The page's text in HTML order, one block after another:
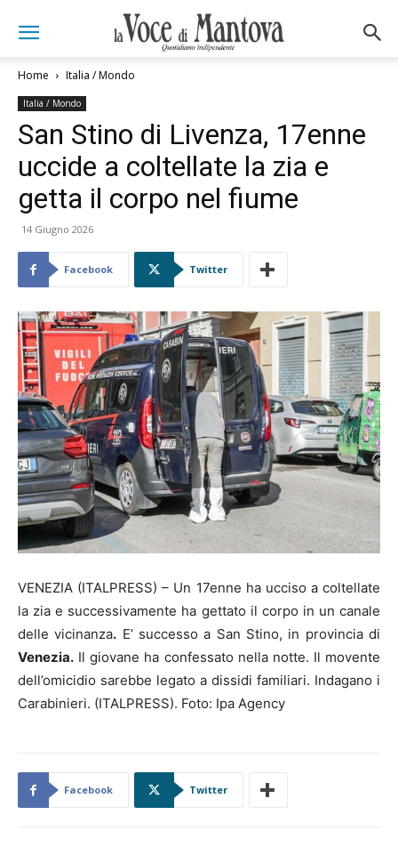
Home Italia / Mondo
Italia / Mondo
San Stino di Livenza, 17enne
uccide a coltellate la zia e
getta il corpo nel fiume
14 Giugno 2026
Facebook Twitter
VENEZIA (ITALPRESS) – Un 17enne ha ucciso a coltellate
la zia e successivamente ha gettato il corpo in un canale
delle vicinanza. E’ successo a San Stino, in provincia di
Venezia. Il giovane ha confessato nella notte. Il movente
dell’omicidio sarebbe legato a dissidi familiari. Indagano i
Carabinieri. (ITALPRESS). Foto: Ipa Agency
Facebook Twitter